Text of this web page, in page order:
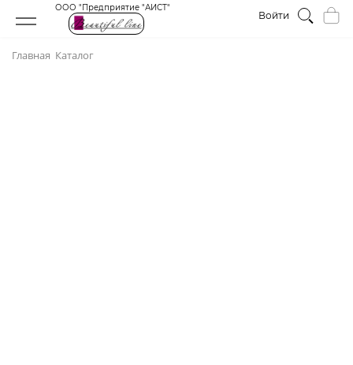
ООО "Предприятие "АИСТ"
Войти
Главная Каталог